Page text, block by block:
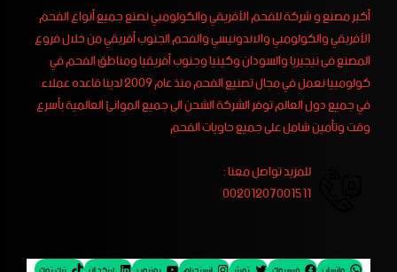
أكبر مصنع و شركة للفحم الأفريقي والكولومبي نصنع جميع أنواع الفحم
الأفريقي والكولومبي والاندونيسي والفحم الجنوب أفريقي من خلال فروع
المصنع فى نيجيريا والسودان وكينيا وجنوب أفريقيا ومناطق الفحم في
كولومبيا نعمل في مجال تصنيع الفحم منذ عام 2009 لدينا قاعده عملاء
في جميع دول العالم توفر الشركة الشحن الى جميع الموانئ العالمية بأسرع
وقت وتأمين شامل على جميع حاويات الفحم
للمزيد تواصل معنا :
00201207001511